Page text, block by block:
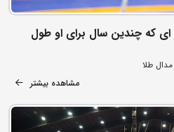
که چندین سال برای او طول
طلا
مشاهده بیشتر